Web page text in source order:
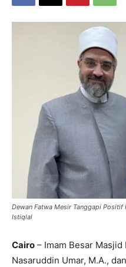
Dewan Fatwa Mesir Tanggapi Positif
Istiqlal
Cairo – Imam Besar Masjid
Nasaruddin Umar, M.A.,